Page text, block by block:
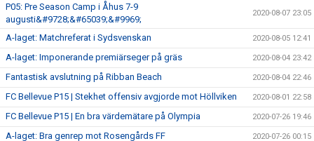
P05: Pre Season Camp i Åhus 7-9
augusti&#9728;&#65039;&#9969;
2020-08-07 23:05
A-laget: Matchreferat i Sydsvenskan 2020-08-05 12:41
A-laget: Imponerande premiärseger på gräs 2020-08-04 23:42
Fantastisk avslutning på Ribban Beach 2020-08-04 22:46
FC Bellevue P15 | Stekhet offensiv avgjorde mot Höllviken 2020-08-01 22:58
FC Bellevue P15 | En bra värdemätare på Olympia 2020-07-26 19:46
A-laget: Bra genrep mot Rosengårds FF 2020-07-26 00:15